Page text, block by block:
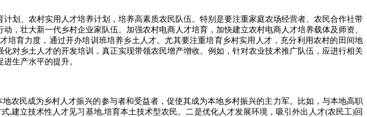
、农村实用人才培养计划，培养高素质农民队伍。特别是要注重家庭农场经营者、农民合作社带
，壮大新一代乡村企业家队伍。加强农村电商人才培育，加快建立农村电商人才培养载体及师资、
育力度，通过开办培训班培养乡土人才。尤其要注重培育乡村实用人才，充分利用农村的田间地
对乡土人才的开发培训，真正实现带领农民增产增收。例如，针对农业技术推广队伍，应进行相关
生产水平的提升。
民成为乡村人才振兴的参与者和受益者，促使其成为本地乡村振兴的主力军。比如，与本地高职
建立技术性人才见习基地,培育本土技术型农民。二是优化人才发展环境，吸引外出人才(农民工)回